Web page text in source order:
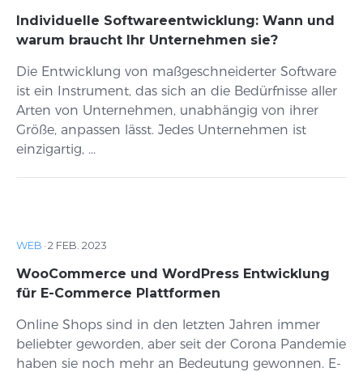
Individuelle Softwareentwicklung: Wann und
warum braucht Ihr Unternehmen sie?
Die Entwicklung von maßgeschneiderter Software
ist ein Instrument, das sich an die Bedürfnisse aller
Arten von Unternehmen, unabhängig von ihrer
Größe, anpassen lässt. Jedes Unternehmen ist
einzigartig, ...
WEB ·2 FEB. 2023
WooCommerce und WordPress Entwicklung
für E-Commerce Plattformen
Online Shops sind in den letzten Jahren immer
beliebter geworden, aber seit der Corona Pandemie
haben sie noch mehr an Bedeutung gewonnen. E-